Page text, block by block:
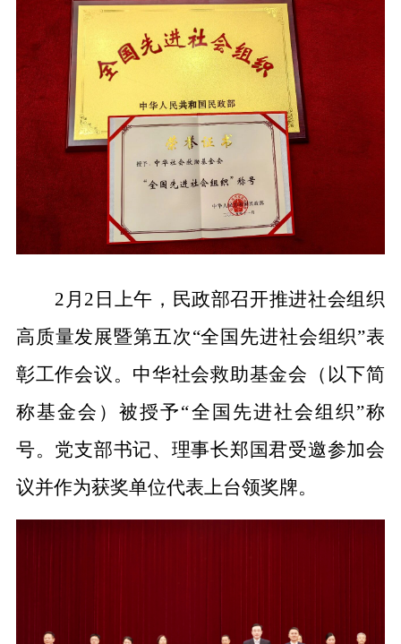
2月2日上午，民政部召开推进社会组织
高质量发展暨第五次“全国先进社会组织”表
彰工作会议。中华社会救助基金会（以下简
称基金会）被授予“全国先进社会组织”称
号。党支部书记、理事长郑国君受邀参加会
议并作为获奖单位代表上台领奖牌。